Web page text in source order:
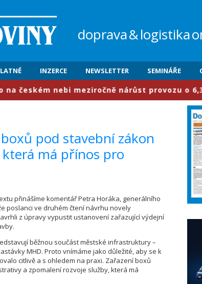
doprava&logistika
INZERCE NEWSLETTER SEMINÁŘE
nebi meziročně nárůst provozu o 6,3
pod stavební zákon
má přínos pro
přinášíme komentář Petra Horáka, generálního
poslanci ve druhém čtení návrhu novely
z úpravy vypustit ustanovení zařazující výdejní
běžnou součást městské infrastruktury –
MHD. Proto vnímáme jako důležité, aby se k
citlivě a s ohledem na praxi. Zařazení boxů
a zpomalení rozvoje služby, která má